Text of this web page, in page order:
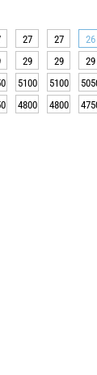
27 27 26
29 29 29
5100 5100
4800 4800